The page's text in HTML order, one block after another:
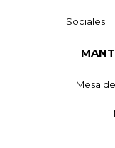
Sociales
Mesa